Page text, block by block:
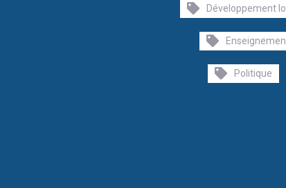
Développement
Politique